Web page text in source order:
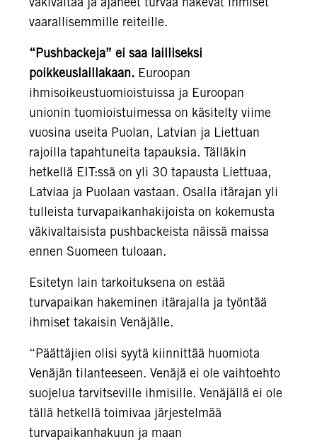
vaarallisemmille reiteille.
“Pushbackeja” ei saa lailliseksi
poikkeuslaillakaan. Euroopan
ihmisoikeustuomioistuissa ja Euroopan
unionin tuomioistuimessa on käsitelty viime
vuosina useita Puolan, Latvian ja Liettuan
rajoilla tapahtuneita tapauksia. Tälläkin
hetkellä EIT:ssä on yli 30 tapausta Liettuaa,
Latviaa ja Puolaan vastaan. Osalla itärajan yli
tulleista turvapaikanhakijoista on kokemusta
väkivaltaisista pushbackeista näissä maissa
ennen Suomeen tuloaan.
Esitetyn lain tarkoituksena on estää
turvapaikan hakeminen itärajalla ja työntää
ihmiset takaisin Venäjälle.
“Päättäjien olisi syytä kiinnittää huomiota
Venäjän tilanteeseen. Venäjä ei ole vaihtoehto
suojelua tarvitseville ihmisille. Venäjällä ei ole
tällä hetkellä toimivaa järjestelmää
turvapaikanhakuun ja maan